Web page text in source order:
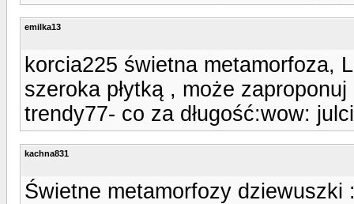
emilka13
korcia225 świetna metamorfoza,
szeroka płytką , może
trendy77- co za długość:wow:
kachna831
Świetne metamorfozy dziewuszki